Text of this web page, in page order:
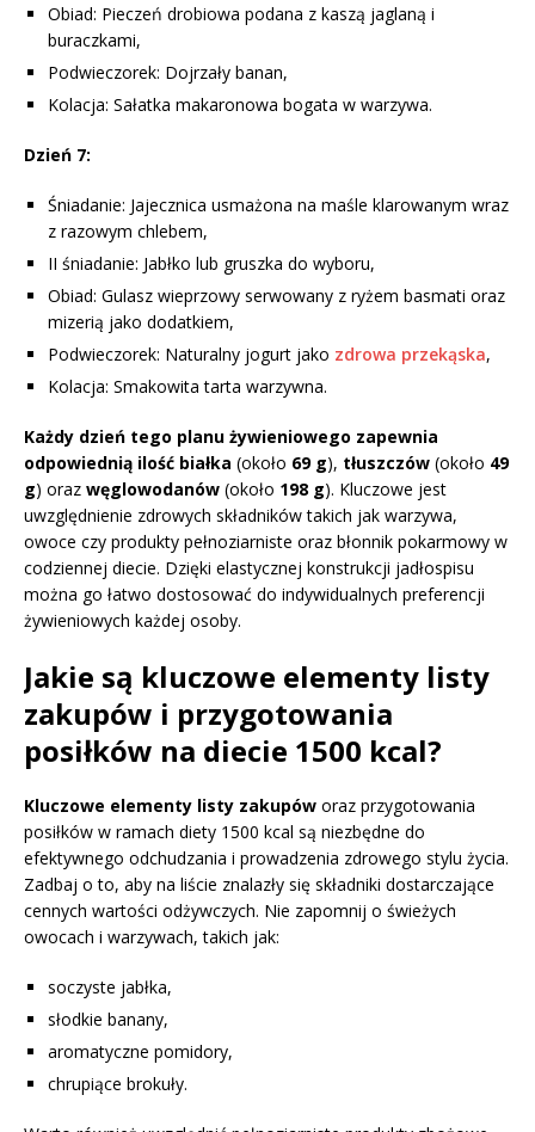
Obiad: Pieczeń drobiowa podana z kaszą jaglaną i
buraczkami,
Podwieczorek: Dojrzały banan,
Kolacja: Sałatka makaronowa bogata w warzywa.
Dzień 7:
Śniadanie: Jajecznica usmażona na maśle klarowanym wraz
z razowym chlebem,
II śniadanie: Jabłko lub gruszka do wyboru,
Obiad: Gulasz wieprzowy serwowany z ryżem basmati oraz
mizerią jako dodatkiem,
Podwieczorek: Naturalny jogurt jako zdrowa przekąska,
Kolacja: Smakowita tarta warzywna.
Każdy dzień tego planu żywieniowego zapewnia
odpowiednią ilość białka (około 69 g), tłuszczów (około 49
g) oraz węglowodanów (około 198 g). Kluczowe jest
uwzględnienie zdrowych składników takich jak warzywa,
owoce czy produkty pełnoziarniste oraz błonnik pokarmowy w
codziennej diecie. Dzięki elastycznej konstrukcji jadłospisu
można go łatwo dostosować do indywidualnych preferencji
żywieniowych każdej osoby.
Jakie są kluczowe elementy listy
zakupów i przygotowania
posiłków na diecie 1500 kcal?
Kluczowe elementy listy zakupów oraz przygotowania
posiłków w ramach diety 1500 kcal są niezbędne do
efektywnego odchudzania i prowadzenia zdrowego stylu życia.
Zadbaj o to, aby na liście znalazły się składniki dostarczające
cennych wartości odżywczych. Nie zapomnij o świeżych
owocach i warzywach, takich jak:
soczyste jabłka,
słodkie banany,
aromatyczne pomidory,
chrupiące brokuły.